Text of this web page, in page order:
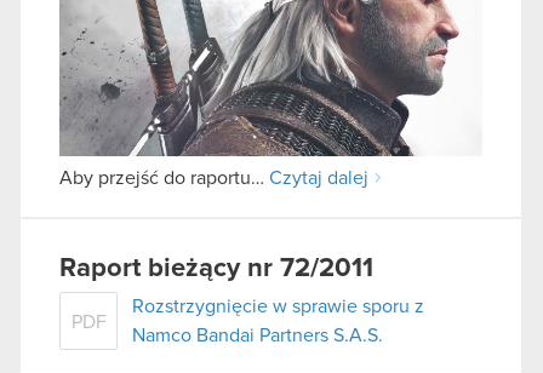
Aby przejść do raportu… Czytaj dalej
Raport bieżący nr 72/2011
PDF
Rozstrzygnięcie w sprawie sporu z
Namco Bandai Partners S.A.S.